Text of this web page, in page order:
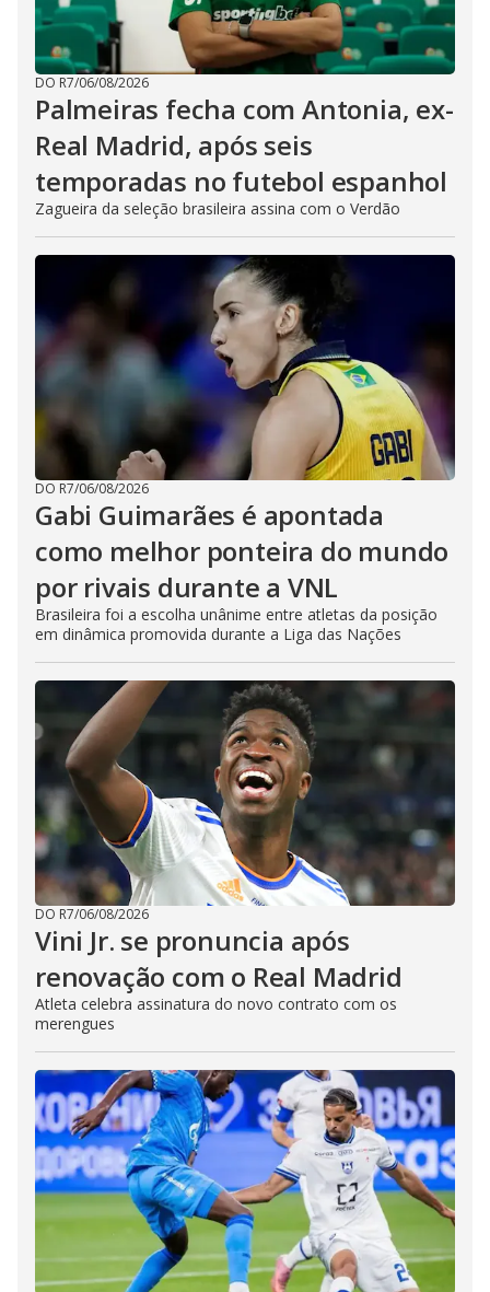
DO R7/06/08/2026
Palmeiras fecha com Antonia, ex-
Real Madrid, após seis
temporadas no futebol espanhol
Zagueira da seleção brasileira assina com o Verdão
DO R7/06/08/2026
Gabi Guimarães é apontada
como melhor ponteira do mundo
por rivais durante a VNL
Brasileira foi a escolha unânime entre atletas da posição
em dinâmica promovida durante a Liga das Nações
DO R7/06/08/2026
Vini Jr. se pronuncia após
renovação com o Real Madrid
Atleta celebra assinatura do novo contrato com os
merengues